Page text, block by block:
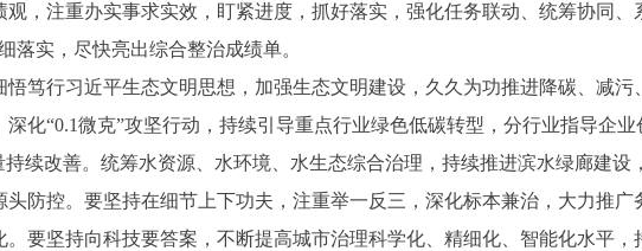
，注重办实事求实效，盯紧进度，抓好落实，强化任务联动、统筹协同
落实，尽快亮出综合整治成绩单。
行习近平生态文明思想，加强生态文明建设，久久为功推进降碳、减污
化“0.1微克”攻坚行动，持续引导重点行业绿色低碳转型，分行业指导企
持续改善。统筹水资源、水环境、水生态综合治理，持续推进滨水绿廊建设
头防控。要坚持在细节上下功夫，注重举一反三，深化标本兼治，大力推
。要坚持向科技要答案，不断提高城市治理科学化、精细化、智能化水平